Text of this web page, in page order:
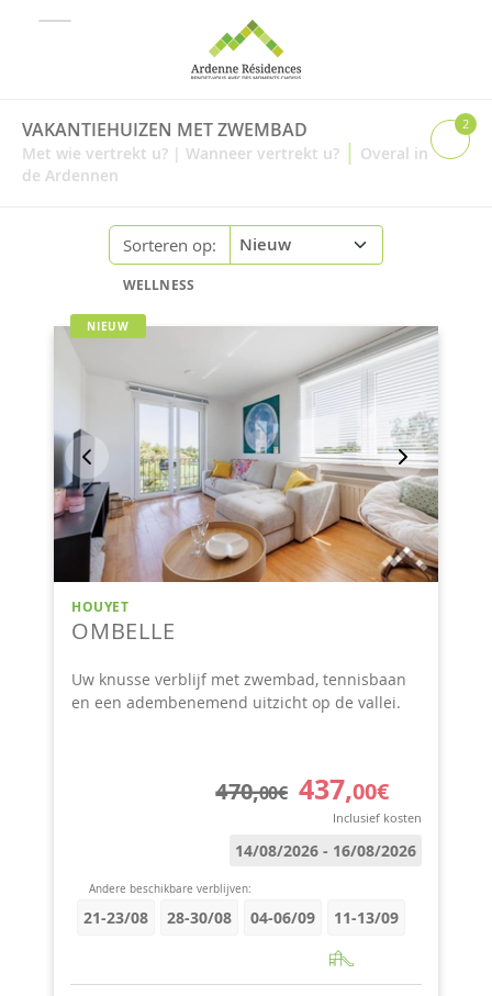
VAKANTIEHUIZEN MET ZWEMBAD
Met wie vertrekt u? | Wanneer vertrekt u? | Overal in
de Ardennen
2
Sorteren op:
WELLNESS